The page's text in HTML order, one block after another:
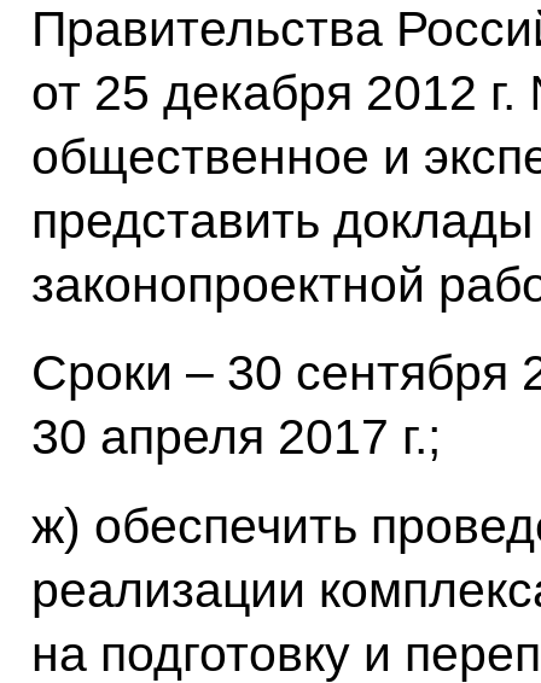
Правительства
от 25 декабря 2012
общественное и
представить
законопроектной
Сроки – 30 сентября
30 апреля 2017 г.;
ж) обеспечить
реализации
на подготовку и